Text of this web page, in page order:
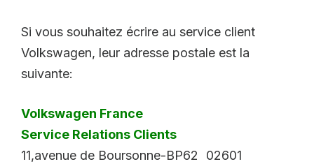
Si vous souhaitez écrire au service client
Volkswagen, leur adresse postale est la
suivante:
Volkswagen France
Service Relations Clients
11,avenue de Boursonne-BP62 02601